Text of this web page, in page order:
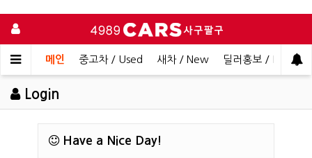
메인 중고차 / Used 새차 / New 딜러홍보 / Dealer
Login
Have a Nice Day!